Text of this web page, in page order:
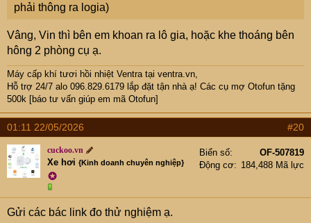
phải thông ra logia)
Vâng, Vin thì bên em khoan ra lô gia, hoặc khe thoáng bên
hông 2 phòng cụ ạ.
Máy cấp khí tươi hồi nhiệt Ventra tại ventra.vn,
Hỗ trợ 24/7 alo 096.829.6179 lắp đặt tận nhà ạ! Các cụ mợ Otofun tặng
500k [báo tư vấn giúp em mã Otofun]
01:11 22/05/2026 #20
cuckoo.vn
Xe hơi {Kinh doanh chuyên nghiệp}
✪
Biển số
OF-507819
Động cơ
184,488 Mã lực
Gửi các bác link đo thử nghiệm ạ.